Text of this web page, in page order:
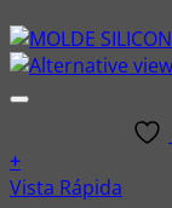
+
Vista Rápida